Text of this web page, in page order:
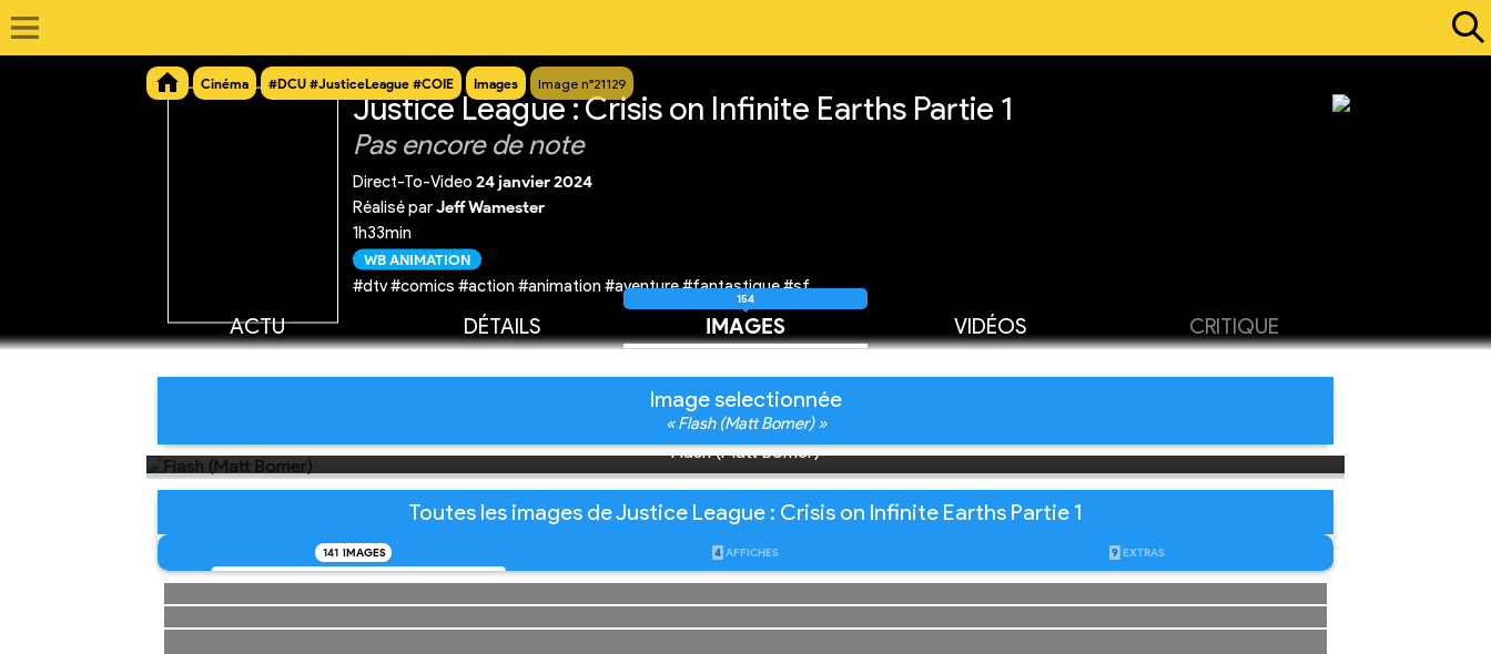
Cinéma #DCU #JusticeLeague #COIE Images Image n°21129
Justice League : Crisis on Infinite Earths Partie 1
Pas encore de note
Direct-To-Video 24 janvier 2024
Réalisé parJeff Wamester
1h33min
WB ANIMATION
#dtv #comics #action #animation #aventure #fantastique #sf
ACTU DÉTAILS IMAGES
154
VIDÉOS CRITIQUE
Image selectionnée
« Flash (Matt Bomer) »
Flash (Matt Bomer)
Toutes les images de Justice League : Crisis on Infinite Earths Partie 1
141 IMAGES 4 AFFICHES 9 EXTRAS